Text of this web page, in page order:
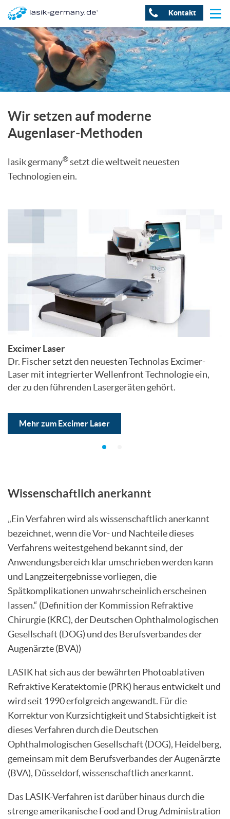
Kontakt
Wir setzen auf moderne
Augenlaser-Methoden
lasik germany® setzt die weltweit neuesten
Technologien ein.
Excimer Laser
Dr. Fischer setzt den neuesten Technolas Excimer-
Laser mit integrierter Wellenfront Technologie ein,
der zu den führenden Lasergeräten gehört.
Mehr zum Excimer Laser
Wissenschaftlich anerkannt
„Ein Verfahren wird als wissenschaftlich anerkannt
bezeichnet, wenn die Vor- und Nachteile dieses
Verfahrens weitestgehend bekannt sind, der
Anwendungsbereich klar umschrieben werden kann
und Langzeitergebnisse vorliegen, die
Spätkomplikationen unwahrscheinlich erscheinen
lassen.“ (Definition der Kommission Refraktive
Chirurgie (KRC), der Deutschen Ophthalmologischen
Gesellschaft (DOG) und des Berufsverbandes der
Augenärzte (BVA))
LASIK hat sich aus der bewährten Photoablativen
Refraktive Keratektomie (PRK) heraus entwickelt und
wird seit 1990 erfolgreich angewandt. Für die
Korrektur von Kurzsichtigkeit und Stabsichtigkeit ist
dieses Verfahren durch die Deutschen
Ophthalmologischen Gesellschaft (DOG), Heidelberg,
gemeinsam mit dem Berufsverbandes der Augenärzte
(BVA), Düsseldorf, wissenschaftlich anerkannt.
Das LASIK-Verfahren ist darüber hinaus durch die
strenge amerikanische Food and Drug Administration